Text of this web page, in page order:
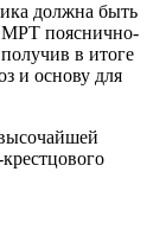
должна быть
МРТ пояснично-
в итоге
и основу для